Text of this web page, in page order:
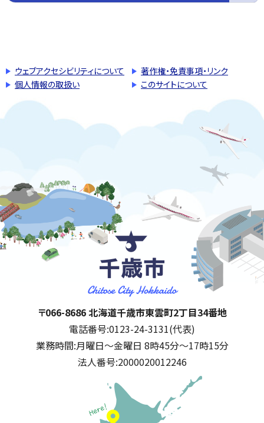
ウェブアクセシビリティについて
著作権・免責事項・リンク
個人情報の取扱い
このサイトについて
千歳市
住所:
〒066-8686 北海道千歳市東雲町2丁目34番地
電話番号:0123-24-3131(代表)
業務時間:月曜日～金曜日 8時45分～17時15分
法人番号:2000020012246